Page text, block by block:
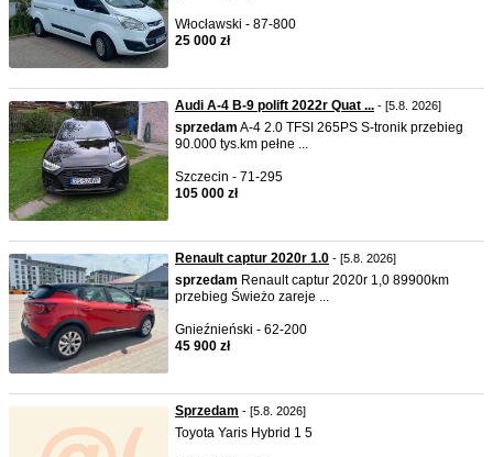
Włocławski - 87-800
25 000 zł
Audi A-4 B-9 polift 2022r Quat ... - [5.8. 2026]
sprzedam A-4 2.0 TFSI 265PS S-tronik przebieg
90.000 tys.km pełne ...
Szczecin - 71-295
105 000 zł
Renault captur 2020r 1.0 - [5.8. 2026]
sprzedam Renault captur 2020r 1,0 89900km
przebieg Świeżo zareje ...
Gnieźnieński - 62-200
45 900 zł
Sprzedam - [5.8. 2026]
Toyota Yaris Hybrid 1 5